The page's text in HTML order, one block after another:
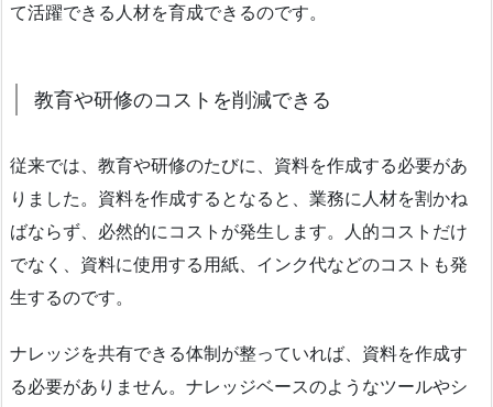
て活躍できる人材を育成できるのです。
教育や研修のコストを削減できる
従来では、教育や研修のたびに、資料を作成する必要があ
りました。資料を作成するとなると、業務に人材を割かね
ばならず、必然的にコストが発生します。人的コストだけ
でなく、資料に使用する用紙、インク代などのコストも発
生するのです。
ナレッジを共有できる体制が整っていれば、資料を作成す
る必要がありません。ナレッジベースのようなツールやシ